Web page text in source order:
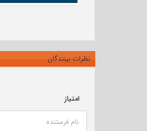
نظرات بینندگان
امتیاز